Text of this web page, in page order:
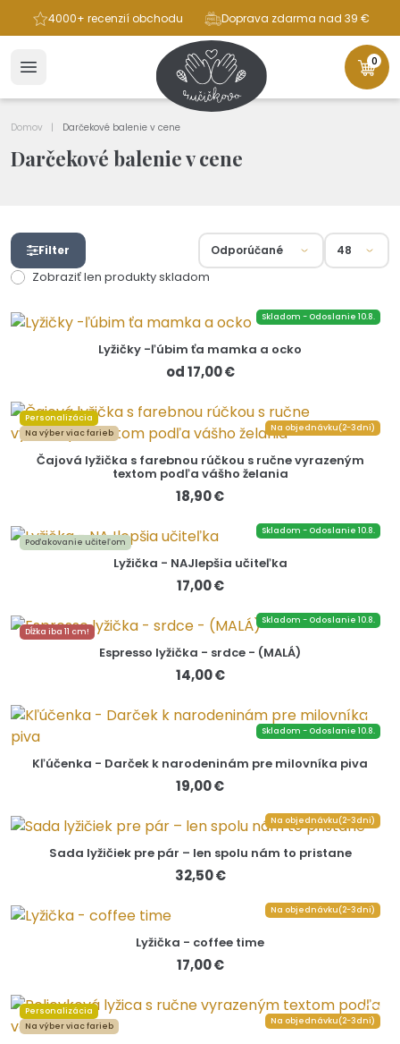
4000+ recenzií obchodu Doprava zdarma nad 39 €
0
Domov Darčekové balenie v cene
Darčekové balenie v cene
Filter
Zobraziť len produkty skladom
Skladom - Odoslanie 10.8.
Lyžičky -ľúbim ťa mamka a ocko
od 17,00 €
Personalizácia
Na výber viac farieb
Na objednávku(2-3dni)
Čajová lyžička s farebnou rúčkou s ručne vyrazeným
textom podľa vášho želania
18,90 €
Poďakovanie učiteľom
Skladom - Odoslanie 10.8.
Lyžička - NAJlepšia učiteľka
17,00 €
Dĺžka iba 11 cm!
Skladom - Odoslanie 10.8.
Espresso lyžička - srdce - (MALÁ)
14,00 €
Skladom - Odoslanie 10.8.
Kľúčenka - Darček k narodeninám pre milovníka piva
19,00 €
Na objednávku(2-3dni)
Sada lyžičiek pre pár – len spolu nám to pristane
32,50 €
Na objednávku(2-3dni)
Lyžička - coffee time
17,00 €
Personalizácia
Na výber viac farieb
Na objednávku(2-3dni)